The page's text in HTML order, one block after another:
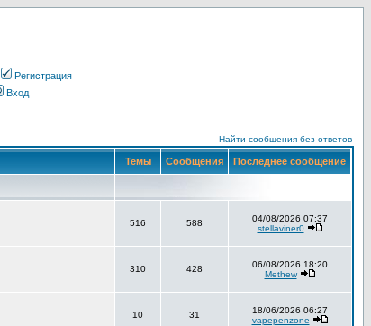
Регистрация
Вход
Найти сообщения без ответов
Темы Сообщения Последнее сообщение
516 588
04/08/2026 07:37
stellaviner0
310 428
06/08/2026 18:20
Methew
10 31
18/06/2026 06:27
vapepenzone